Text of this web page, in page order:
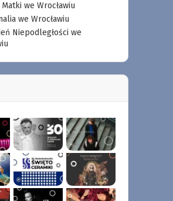
we Wrocławiu
we Wrocławiu
Niepodległości we